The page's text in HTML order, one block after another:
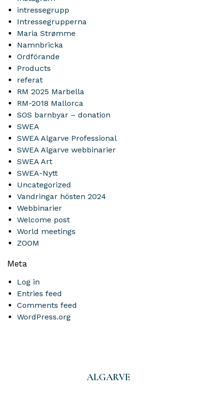
intressegrupp
Intressegrupperna
Maria Strømme
Namnbricka
Ordförande
Products
referat
RM 2025 Marbella
RM-2018 Mallorca
SOS barnbyar – donation
SWEA
SWEA Algarve Professional
SWEA Algarve webbinarier
SWEA Art
SWEA-Nytt
Uncategorized
Vandringar hösten 2024
Webbinarier
Welcome post
World meetings
ZOOM
Meta
Log in
Entries feed
Comments feed
WordPress.org
ALGARVE